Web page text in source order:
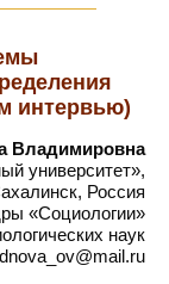
интервью)
Владимировна
университет»,
Россия
«Социологии»
наук